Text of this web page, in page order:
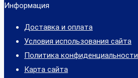
Информация
Доставка и оплата
Условия использования сайта
Политика конфиденциальности
Карта сайта